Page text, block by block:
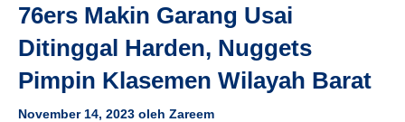
76ers Makin Garang Usai
Ditinggal Harden, Nuggets
Pimpin Klasemen Wilayah Barat
November 14, 2023 oleh Zareem